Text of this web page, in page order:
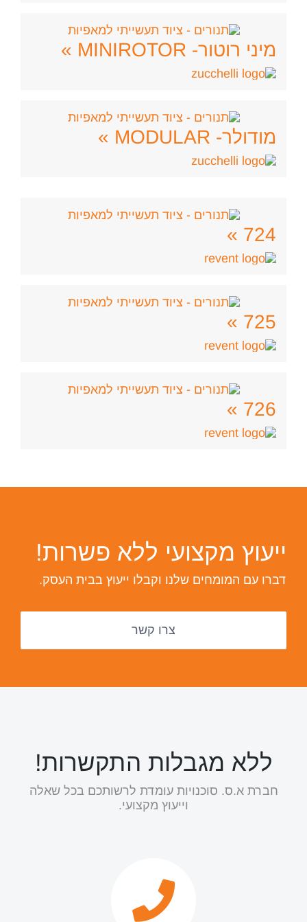
מיני רוטור- MINIROTOR »
מודולר- MODULAR »
724 »
725 »
726 »
ייעוץ מקצועי ללא פשרות!
דברו עם המומחים שלנו וקבלו ייעוץ בבית העסק.
צרו קשר
ללא מגבלות התקשרות!
חברת א.ס. סוכנויות עומדת לרשותכם בכל שאלה
וייעוץ מקצועי.